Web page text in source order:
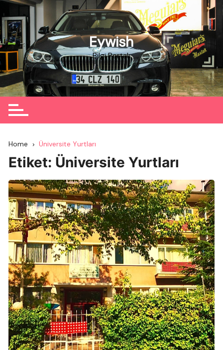
Skip
to
content
Eywish
Bilgi Portalı
Home Üniversite Yurtları
Etiket: Üniversite Yurtları